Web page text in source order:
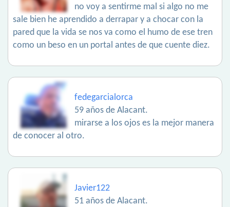
no voy a sentirme mal si algo no me
sale bien he aprendido a derrapar y a chocar con la
pared que la vida se nos va como el humo de ese tren
como un beso en un portal antes de que cuente diez.
fedegarcialorca
59 años de Alacant.
mirarse a los ojos es la mejor manera
de conocer al otro.
Javier122
51 años de Alacant.